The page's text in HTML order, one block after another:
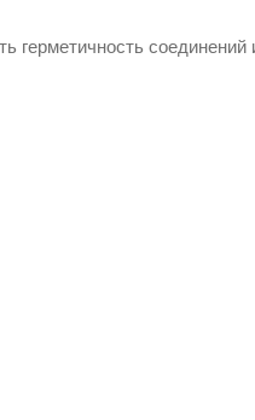
герметичность соединений